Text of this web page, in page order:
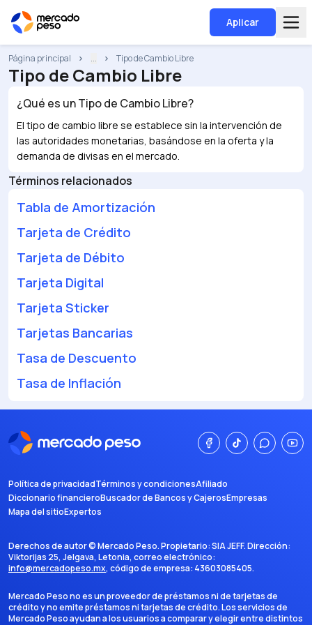
Aplicar
Página principal ... Tipo de Cambio Libre
Tipo de Cambio Libre
¿Qué es unTipo de Cambio Libre?
El tipo de cambio libre se establece sin la intervención de
las autoridades monetarias, basándose en la oferta y la
demanda de divisas en el mercado.
Términos relacionados
Tabla de Amortización
Tarjeta de Crédito
Tarjeta de Débito
Tarjeta Digital
Tarjeta Sticker
Tarjetas Bancarias
Tasa de Descuento
Tasa de Inflación
Política de privacidadTérminos y condicionesAfiliado
Diccionario financieroBuscador de Bancos y CajerosEmpresas
Mapa del sitioExpertos
Derechos de autor ©Mercado Peso. Propietario:SIA JEFF. Dirección:
Viktorijas 25, Jelgava, Letonia, correo electrónico:
info@mercadopeso.mx, código de empresa: 43603085405.
Mercado Peso no es un proveedor de préstamos ni de tarjetas de
crédito y no emite préstamos ni tarjetas de crédito. Los servicios de
Mercado Peso ayudan a los usuarios a comparar y elegir entre distintos